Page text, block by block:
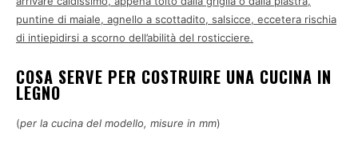
puntine di maiale, agnello a scottadito, salsicce, eccetera rischia
di intiepidirsi a scorno dell’abilità del rosticciere.
COSA SERVE PER COSTRUIRE UNA CUCINA IN
LEGNO
(per la cucina del modello, misure in mm)